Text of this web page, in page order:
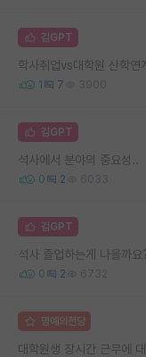
김GPT
학사취업vs대학원 산학연
1 7 3900
김GPT
석사에서 분야의 중요성..
0 2 6033
김GPT
석사 졸업하는게 나을까
0 2 6732
명예의전당
대학원생 장시간 근무에